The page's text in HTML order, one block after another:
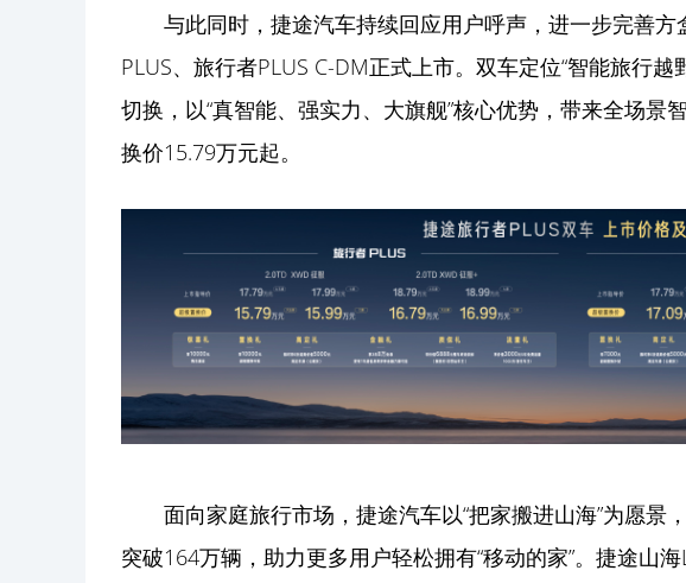
与此同时，捷途汽车持续回应用户呼声，进一步完善
PLUS、旅行者PLUS C-DM正式上市。双车定位“智能旅行
切换，以“真智能、强实力、大旗舰”核心优势，带来全场景
换价15.79万元起。
面向家庭旅行市场，捷途汽车以“把家搬进山海”为愿景
突破164万辆，助力更多用户轻松拥有“移动的家”。捷途山